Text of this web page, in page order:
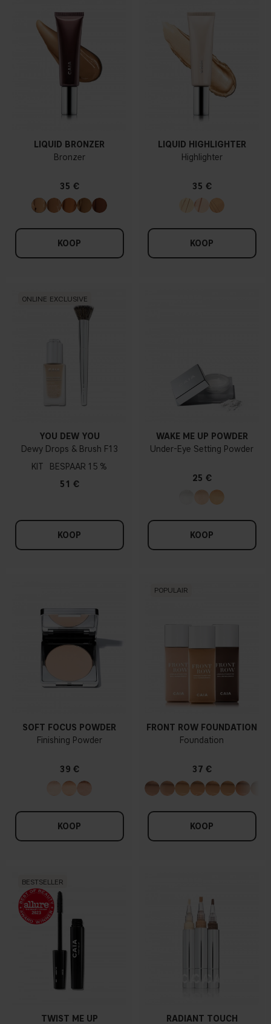
LIQUID BRONZER
Bronzer
35 €
KOOP
LIQUID HIGHLIGHTER
Highlighter
35 €
KOOP
ONLINE EXCLUSIVE
YOU DEW YOU
Dewy Drops & Brush F13
KIT
15 %
51 €
KOOP
WAKE ME UP POWDER
Under-Eye Setting Powder
25 €
KOOP
SOFT FOCUS POWDER
Finishing Powder
39 €
KOOP
POPULAIR
FRONT ROW FOUNDATION
Foundation
37 €
KOOP
BESTSELLER
TWIST ME UP
RADIANT TOUCH